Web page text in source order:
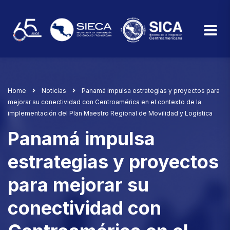
Home Noticias
Panamá impulsa estrategias y proyectos para
mejorar su conectividad con Centroamérica en el contexto de la
implementación del Plan Maestro Regional de Movilidad y Logística
Panamá impulsa
estrategias y proyectos
para mejorar su
conectividad con